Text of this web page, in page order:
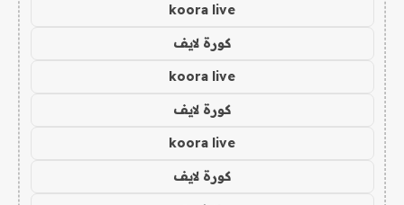
koora live
كورة لايف
koora live
كورة لايف
koora live
كورة لايف